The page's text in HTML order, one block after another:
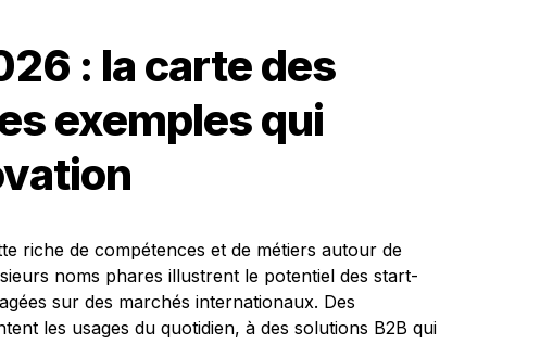
: la carte des
exemples qui
riche de compétences et de métiers autour de
noms phares illustrent le potentiel des start-
sur des marchés internationaux. Des
les usages du quotidien, à des solutions B2B qui